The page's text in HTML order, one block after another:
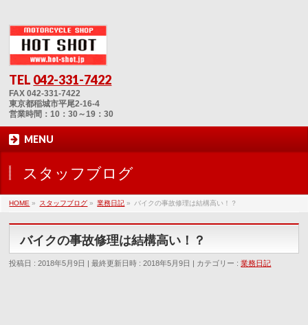
TEL 042-331-7422
FAX 042-331-7422
東京都稲城市平尾2-16-4
営業時間：10：30～19：30
MENU
スタッフブログ
HOME » スタッフブログ » 業務日記 » バイクの事故修理は結構高い！？
バイクの事故修理は結構高い！？
投稿日 : 2018年5月9日 最終更新日時 : 2018年5月9日 カテゴリー :業務日記